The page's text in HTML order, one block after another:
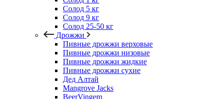
Солод 5 кг
Солод 9 кг
Солод 25-50 кг
Дрожжи
Пивные дрожжи верховые
Пивные дрожжи низовые
Пивные дрожжи жидкие
Пивные дрожжи сухие
Дед Алтай
Mangrove Jacks
BeerVingem